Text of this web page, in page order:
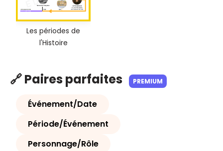
Les périodes de
l'Histoire
🔗 Paires parfaites PREMIUM
Événement/Date
Période/Événement
Personnage/Rôle